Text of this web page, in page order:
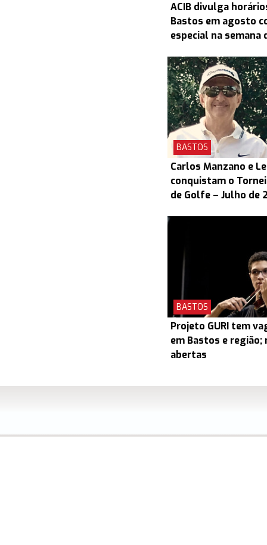
ACIB divulga
Bastos em agosto
especial na semana
BASTOS
Carlos Manzano e
conquistam o
de Golfe – Julho de
BASTOS
Projeto GURI tem
em Bastos e
abertas